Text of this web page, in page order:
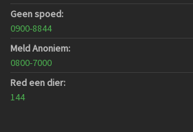
Geen spoed:
0900-8844
Meld Anoniem:
0800-7000
Red een dier:
144